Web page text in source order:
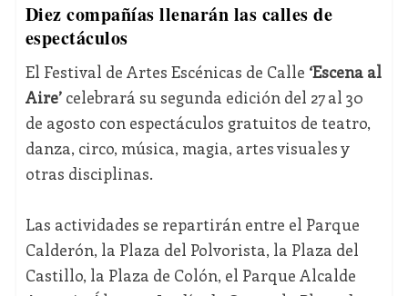
Diez compañías llenarán las calles de
espectáculos
El Festival de Artes Escénicas de Calle ‘Escena al
Aire’celebrará su segunda edición del 27 al 30
de agosto con espectáculos gratuitos de teatro,
danza, circo, música, magia, artes visuales y
otras disciplinas.
Las actividades se repartirán entre el Parque
Calderón, la Plaza del Polvorista, la Plaza del
Castillo, la Plaza de Colón, el Parque Alcalde